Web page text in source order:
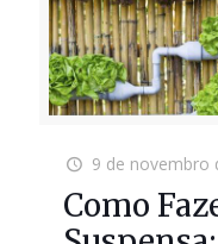
9 de novembro
Como